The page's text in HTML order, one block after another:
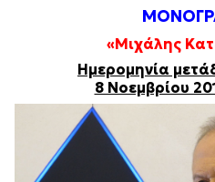
«Μιχάλης
Ημερομηνία
8 Νοεμβρίου